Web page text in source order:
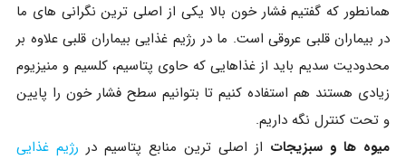
همانطور که گفتیم فشار خون بالا یکی از اصلی ترین نگرانی های ما
در بیماران قلبی عروقی است. ما در رژیم غذایی بیماران قلبی علاوه بر
محدودیت سدیم باید از غذاهایی که حاوی پتاسیم، کلسیم و منیزیوم
زیادی هستند هم استفاده کنیم تا بتوانیم سطح فشار خون را پایین
و تحت کنترل نگه داریم.
میوه ها و سبزیجات از اصلی ترین منابع پتاسیم در رژیم غذایی